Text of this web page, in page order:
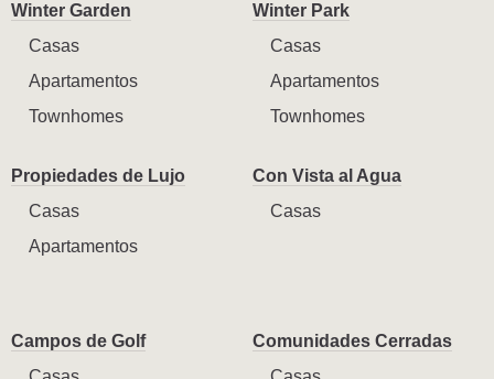
Winter Garden
Casas
Apartamentos
Townhomes
Winter Park
Casas
Apartamentos
Townhomes
Propiedades de Lujo
Casas
Apartamentos
Con Vista al Agua
Casas
Campos de Golf
Comunidades Cerradas